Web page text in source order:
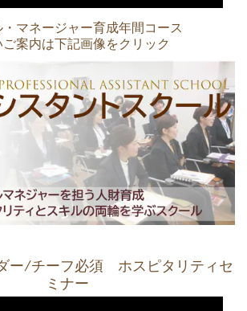
・マネージャー育成年間コース
案内は下記画像をクリック
ー/チーフ必須 ホスピタリティセ
ミナー